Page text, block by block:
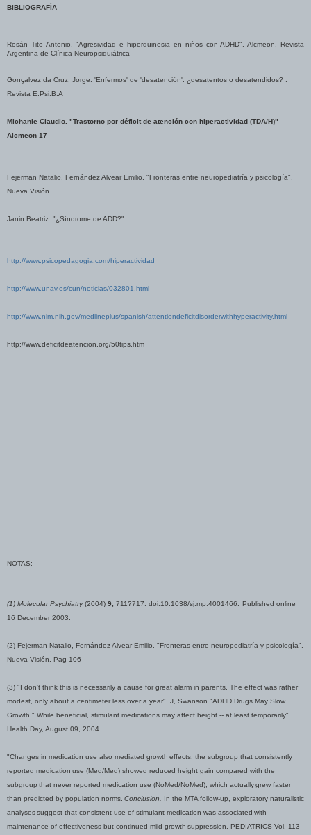
BIBLIOGRAFÍA
Rosán Tito Antonio. "Agresividad e hiperquinesia en niños con ADHD". Alcmeon. Revista
Argentina de Clínica Neuropsiquiátrica
Gonçalvez da Cruz, Jorge. 'Enfermos' de 'desatención': ¿desatentos o desatendidos? .
Revista E.Psi.B.A
Michanie Claudio. "Trastorno por déficit de atención con hiperactividad (TDA/H)"
Alcmeon 17
Fejerman Natalio, Fernández Alvear Emilio. "Fronteras entre neuropediatría y psicología".
Nueva Visión.
Janin Beatriz. "¿Síndrome de ADD?"
http://www.psicopedagogia.com/hiperactividad
http://www.unav.es/cun/noticias/032801.html
http://www.nlm.nih.gov/medlineplus/spanish/attentiondeficitdisorderwithhyperactivity.html
http://www.deficitdeatencion.org/50tips.htm
NOTAS:
(1) Molecular Psychiatry(2004) 9, 711?717. doi:10.1038/sj.mp.4001466.
Published online
16 December 2003.
(2) Fejerman Natalio, Fernández Alvear Emilio. "Fronteras entre neuropediatría y psicología".
Nueva Visión. Pag 106
(3) "I don't think this is necessarily a cause for great alarm in parents. The effect was rather
modest, only about a centimeter less over a year". J, Swanson "ADHD Drugs May Slow
Growth." While beneficial, stimulant medications may affect height -- at least temporarily".
Health Day, August 09, 2004.
"Changes in medication use also mediated growth effects: the subgroup that consistently
reported medication use (Med/Med) showed reduced height gain compared with the
subgroup that never reported medication use (NoMed/NoMed), which actuallygrew faster
than predicted by population norms. Conclusion.
In the MTA follow-up, exploratory naturalistic
analysessuggest that consistent use of stimulant medication was associated with
maintenance of effectiveness but continued mild growth suppression. PEDIATRICS Vol. 113